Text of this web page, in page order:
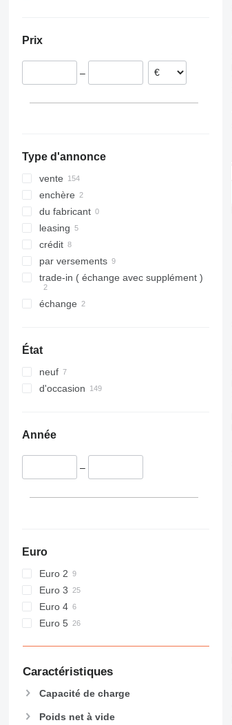
8052
8085
JS
JZ
Roumanie
Pologne
Prix
–
Type d'annonce
vente
enchère
du fabricant
leasing
crédit
par versements
trade-in ( échange avec supplément )
échange
État
neuf
d'occasion
Année
–
Euro
Euro 2
Euro 3
Euro 4
Euro 5
Caractéristiques
Capacité de charge
Poids net à vide